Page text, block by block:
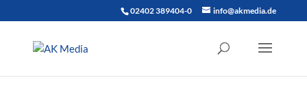
02402 389404-0 info@akmedia.de